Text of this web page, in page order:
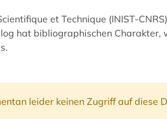
et Technique (INIST-
hat bibliographischen
leider keinen Zugriff auf diese